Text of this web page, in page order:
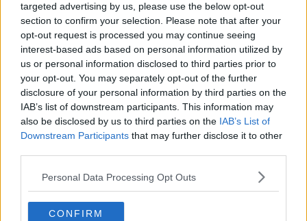
targeted advertising by us, please use the below opt-out
section to confirm your selection. Please note that after your
opt-out request is processed you may continue seeing
interest-based ads based on personal information utilized by
us or personal information disclosed to third parties prior to
your opt-out. You may separately opt-out of the further
disclosure of your personal information by third parties on the
IAB’s list of downstream participants. This information may
also be disclosed by us to third parties on the IAB’s List of
Downstream Participants that may further disclose it to other
Personal Data Processing Opt Outs
CONFIRM
Lo scontro tra due automobili è avvenuto lungo un tratto della
strada regionale 69 e il traffico è rimasto bloccato a lungo.
Tutti i feriti sono stati trasportati in codice giallo in ospedale: la
bambina e 3 adulti all''ospedale di Arezzo.La quinta persona
coinvolta nell'incidente è statatrasferita con l'elicottero al
Policlinico Le Scotte di Siena.
Sul posto sono intervenuti
numerosi mezzi di soccorso
medica di Arezzo, eliambulanza Pegaso 2, ambulanza
infermierizzata di Montalto della Misericordia di Lucignano,
ambulanza blsd della Croce Bianca di Rigutino, ambulanza blsd
della Misericordia di Arezzo, Vigili del fuoco di Arezzo - per estrarre
gli infortunati dalle vetture - e i Carabinieri per i rilievi del caso.